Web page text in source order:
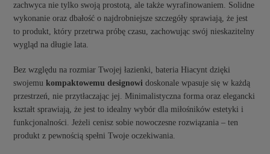
zachwyca nie tylko swoją prostotą, ale także wyrafinowaniem. Solidne
wykonanie oraz dbałość o najdrobniejsze szczegóły sprawiają, że jest
to produkt, który przetrwa próbę czasu, zachowując swój nieskazitelny
wygląd na długie lata.
Bez względu na rozmiar Twojej łazienki, bateria Hiacynt dzięki
swojemukompaktowemu designowi doskonale wpasuje się w każdą
przestrzeń, nie przytłaczając jej. Minimalistyczna forma oraz elegancki
kształt sprawiają, że jest to idealny wybór dla miłośników estetyki i
funkcjonalności. Jeżeli cenisz sobie nowoczesne rozwiązania – ten
produkt z pewnością spełni Twoje oczekiwania.